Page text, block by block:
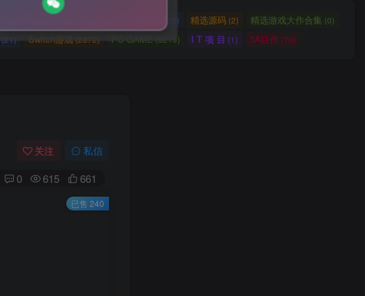
(2) 精选源码 (2) 精选游戏大作合集 (0)
(21) Switch游戏(2872) PC GAME (5219) I T 项 目 (1) 3A巨作(70)
关注 私信
0 615 661
已售 240